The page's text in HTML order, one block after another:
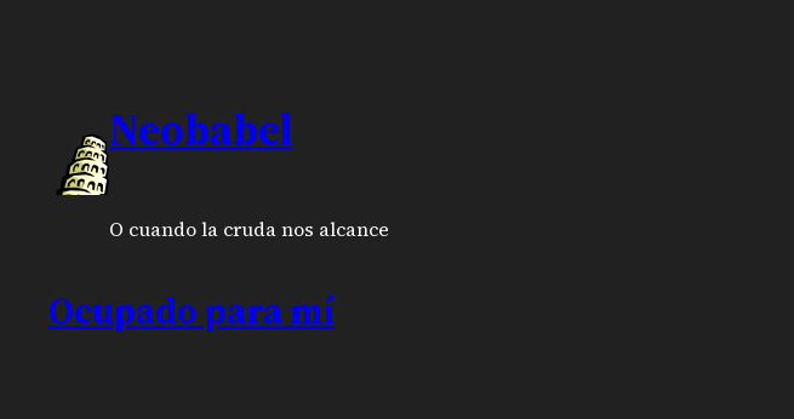
Neobabel
O cuando la cruda nos alcance
Ocupado para mí